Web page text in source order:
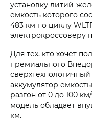
установку литий-
емкость которого
483 км по циклу
электрокроссоверу
Для тех, кто хочет
премиального
аккумулятор
разгон от 0 до 100
модель обладает
км.